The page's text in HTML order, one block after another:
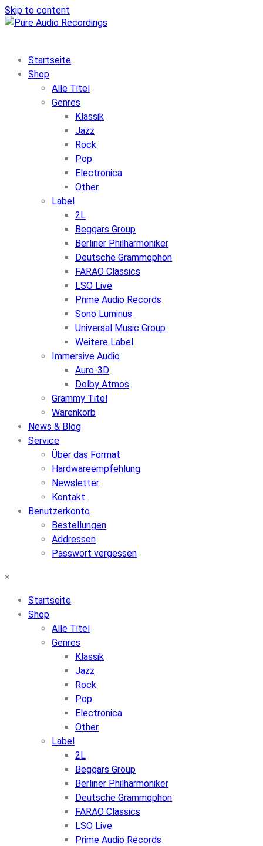
Skip to content
Startseite
Shop
Alle Titel
Genres
Klassik
Jazz
Rock
Pop
Electronica
Other
Label
2L
Beggars Group
Berliner Philharmoniker
Deutsche Grammophon
FARAO Classics
LSO Live
Prime Audio Records
Sono Luminus
Universal Music Group
Weitere Label
Immersive Audio
Auro-3D
Dolby Atmos
Grammy Titel
Warenkorb
News & Blog
Service
Über das Format
Hardwareempfehlung
Newsletter
Kontakt
Benutzerkonto
Bestellungen
Addressen
Passwort vergessen
×
Startseite
Shop
Alle Titel
Genres
Klassik
Jazz
Rock
Pop
Electronica
Other
Label
2L
Beggars Group
Berliner Philharmoniker
Deutsche Grammophon
FARAO Classics
LSO Live
Prime Audio Records